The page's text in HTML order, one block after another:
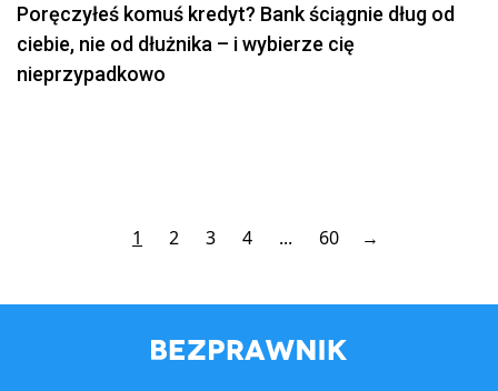
Poręczyłeś komuś kredyt? Bank ściągnie dług od
ciebie, nie od dłużnika – i wybierze cię
nieprzypadkowo
1 2 3 4 ... 60 →